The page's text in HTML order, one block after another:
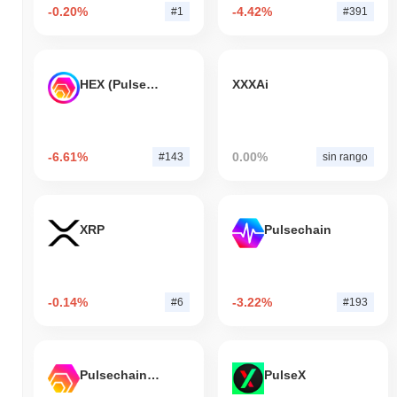
-0.20% #1 -4.42% #391
HEX (Pulsechain)
-6.61% #143
XXXAi
0.00% sin rango
XRP
-0.14% #6
Pulsechain
-3.22% #193
Pulsechain Bridged HEX (Pulsechain) PulseX